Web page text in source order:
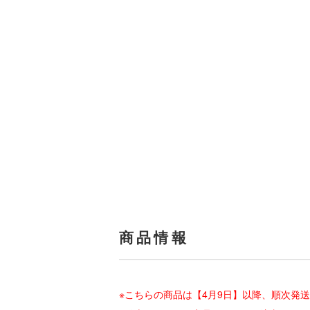
商品情報
※こちらの商品は【4月9日】以降、順次発送